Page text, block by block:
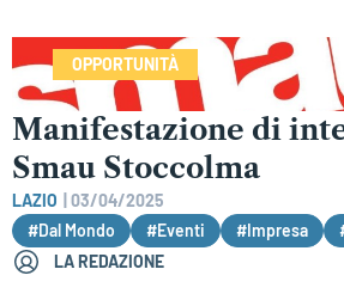
OPPORTUNITÀ
Manifestazione di
Smau Stoccolma
LAZIO
03/04/2025
#Dal Mondo
#Eventi #Impresa
LA REDAZIONE